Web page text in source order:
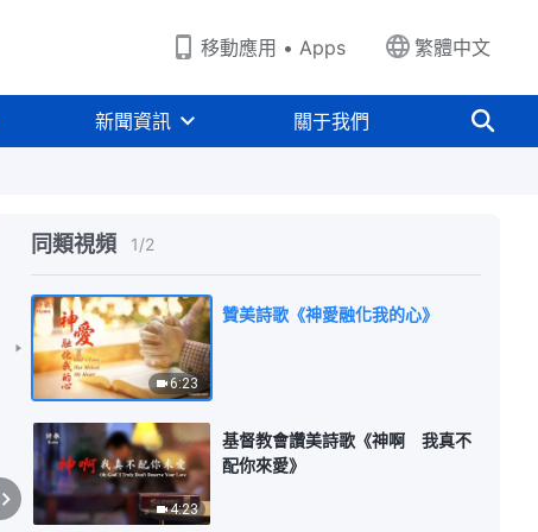
移動應用 • Apps 繁體中文
新聞資訊 關于我們
同類視頻 1/2
6:23
贊美詩歌《神愛融化我的心》
4:23
基督教會讚美詩歌《神啊 我真不
配你來愛》